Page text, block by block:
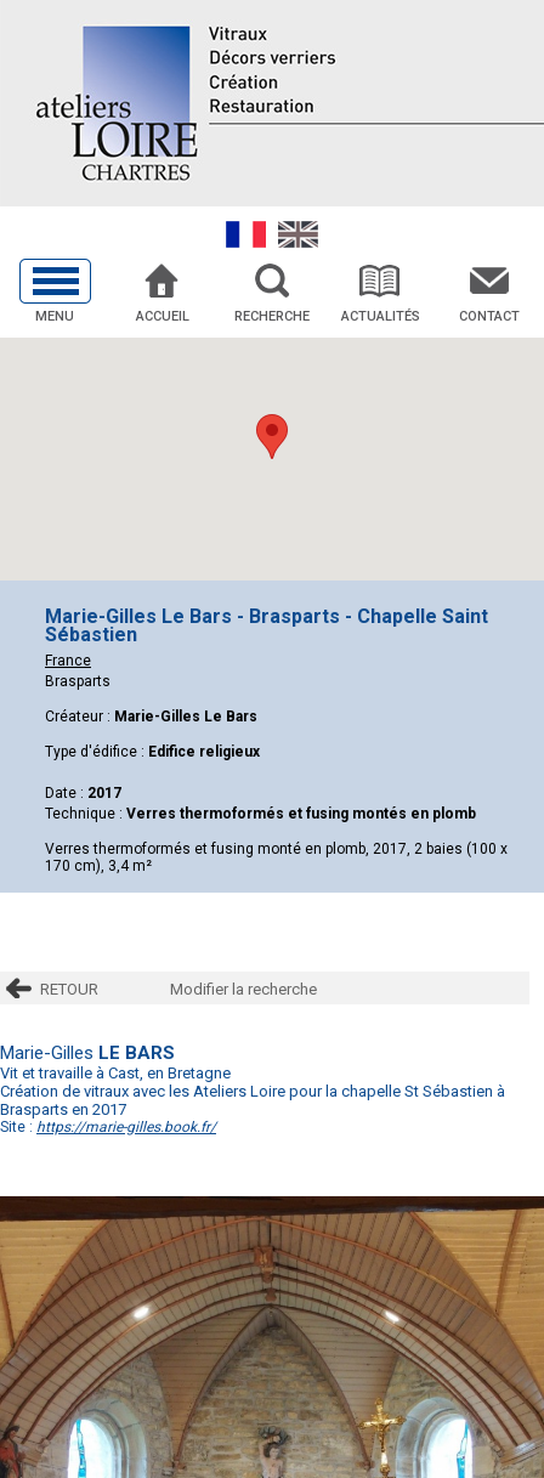
MENU ACCUEIL RECHERCHE ACTUALITÉS CONTACT
Marie-Gilles Le Bars - Brasparts - Chapelle Saint
Sébastien
France
Brasparts
Créateur : Marie-Gilles Le Bars
Type d'édifice : Edifice religieux
Date : 2017
Technique : Verres thermoformés et fusing montés en plomb
Verres thermoformés et fusing monté en plomb, 2017, 2 baies (100 x
170 cm), 3,4 m²
RETOUR Modifier la recherche
Marie-Gilles LE BARS
Vit et travaille à Cast, en Bretagne
Création de vitraux avec les Ateliers Loire pour la chapelle St Sébastien à
Brasparts en 2017
Site : https://marie-gilles.book.fr/